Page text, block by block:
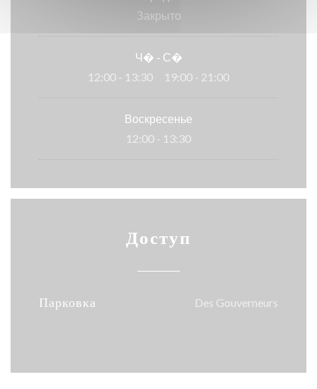
Закрыто
Ч� - С�
12:00 - 13:30
19:00 - 21:00
Воскресенье
12:00 - 13:30
Доступ
Парковка Des Gouverneurs